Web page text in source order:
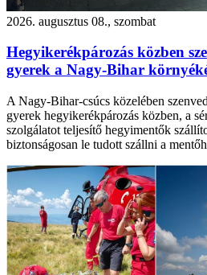
2026. augusztus 08., szombat
Hegyikerékpározás közben
gyerek a Nagy-Bihar
A Nagy-Bihar-csúcs közelében
gyerek hegyikerékpározás közben, a
szolgálatot teljesítő hegyimentők
biztonságosan le tudott szállni a